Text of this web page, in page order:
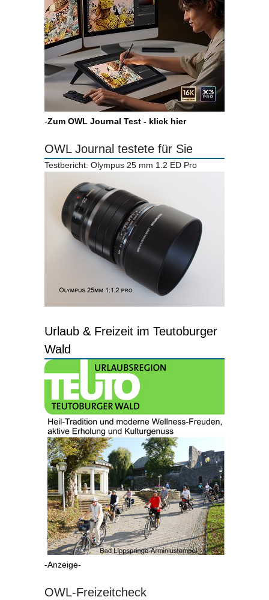
-Zum OWL Journal Test - klick hier
OWL Journal testete für Sie
Testbericht: Olympus 25 mm 1.2 ED Pro
Urlaub & Freizeit im Teutoburger
Wald
-Anzeige-
OWL-Freizeitcheck